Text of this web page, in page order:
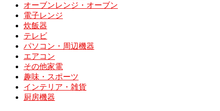
オーブンレンジ・オーブン
電子レンジ
炊飯器
テレビ
パソコン・周辺機器
エアコン
その他家電
趣味・スポーツ
インテリア・雑貨
厨房機器